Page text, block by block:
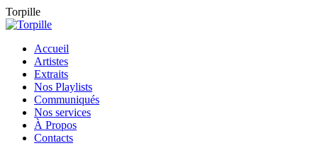
Torpille
Accueil
Artistes
Extraits
Nos Playlists
Communiqués
Nos services
À Propos
Contacts